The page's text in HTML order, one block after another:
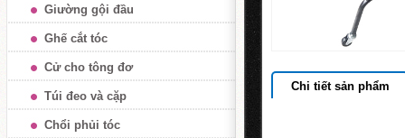
Giường gội đầu
Ghế cắt tóc
Cử cho tông đơ
Túi đeo và cặp
Chổi phủi tóc
Chi tiết sản phẩm